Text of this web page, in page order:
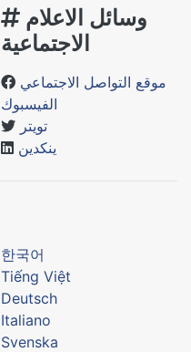
الاجتماعية
موقع التواصل الاجتماعي
الفيسبوك
تويتر
ينكدين
한국어
Tiếng Việt
Deutsch
Italiano
Svenska